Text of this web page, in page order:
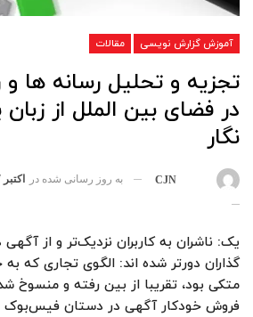
آموزش گزارش نویسی مقالات
تجزیه و تحلیل رسانه ها و
در فضای بین الملل از زبان
نگار
CJN به روز رسانی شده در اکتبر 7, 2019
یک: ناشران به کاربران نزدیک‌تر و از
گذاران دورتر شده اند: الگوی تجاری که
متکی بود، تقریبا از بین رفته و منسوخ
فروش خودکار آگهی در دستان